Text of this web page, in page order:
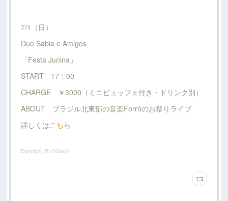
7/1（日）
Duo Sabia e Amigos
「Festa Junina」
START 17：00
CHARGE ￥3000（ミニビュッフェ付き・ドリンク別）
ABOUT ブラジル北東部の音楽Forróのお祭りライブ
詳しくはこちら
Diary(82) BLOG(82)